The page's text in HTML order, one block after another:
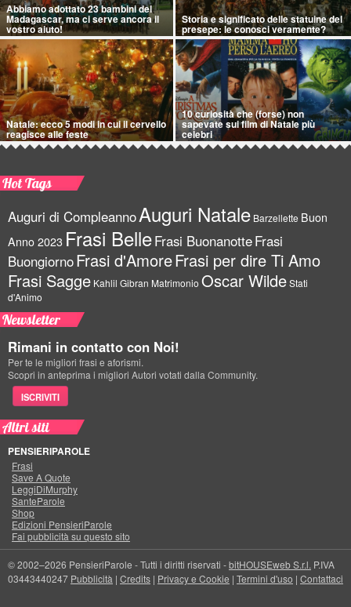
Abbiamo adottato 23 bambini del
Madagascar, ma ci serve ancora il
vostro aiuto!
Storia e significato delle statuine del
presepe: le conosci veramente?
Natale: ecco 5 modi in cui il cervello
reagisce alle feste
10 curiosità che (forse) non
sapevate sui film di Natale più
celebri
Hot Tags
Auguri di CompleannoAuguri Natale Barzellette Buon
Anno 2023 Frasi BelleFrasi BuonanotteFrasi
BuongiornoFrasi d'AmoreFrasi per dire Ti Amo
Frasi Sagge Kahlil Gibran Matrimonio Oscar WildeStati
d'Animo
Newsletter
Rimani in contatto con Noi!
Per te le migliori frasi e aforismi.
Scopri in anteprima i migliori Autori votati dalla Community.
ISCRIVITI
Altri siti
PENSIERIPAROLE
Frasi
Save A Quote
LeggiDiMurphy
SanteParole
Shop
Edizioni PensieriParole
Fai pubblicità su questo sito
© 2002–2026 PensieriParole - Tutti i diritti riservati -bitHOUSEweb S.r.l. P.IVA
03443440247 Pubblicità | Credits | Privacy e Cookie | Termini d'uso | Contattaci